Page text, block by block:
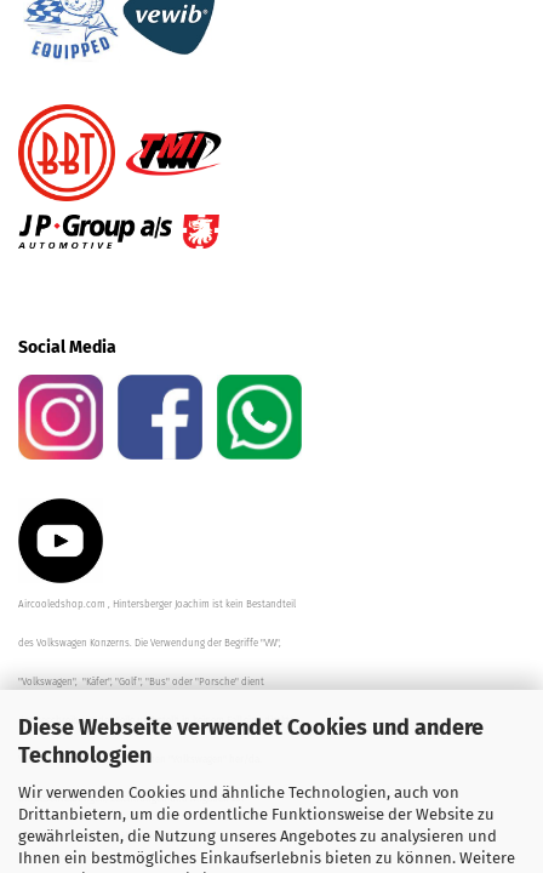
Diese Webseite verwendet Cookies und andere
Technologien
Wir verwenden Cookies und ähnliche Technologien, auch von
Drittanbietern, um die ordentliche Funktionsweise der Website zu
gewährleisten, die Nutzung unseres Angebotes zu analysieren und
Ihnen ein bestmögliches Einkaufserlebnis bieten zu können. Weitere
Social Media
Aircooledshop.com , Hintersberger Joachim ist kein Bestandteil
des Volkswagen Konzerns. Die Verwendung der Begriffe "VW",
"Volkswagen", "Käfer", "Golf", "Bus" oder "Porsche" dient
der Beschreibung der Teile und stellt in keinem Fall eine direkte
Verbindung zu dem Unternehmen "Volkswagen" her/da.
Die Beschreibungen, Zeichnungen und Angaben zur
Verwendung sind sorgfältig überprüft worden.